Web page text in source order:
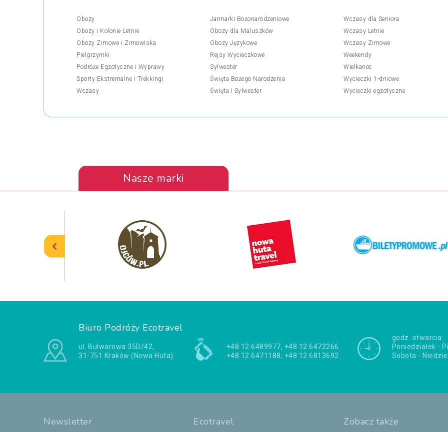
Obozy
Obozy i Kolonie Letnie
Obozy Zimowe i Zimowiska
Pielgrzymki
Podróże Egzotyczne i Wyprawy
Sporty Ekstremalne i Trekkingi
Wczasy
Jarmarki Bożonarodzeniowe
Obozy dla Maluszków
Obozy Językowe
Rejsy Wycieczkowe
Sylwester
Święta Bożego Narodzenia
Święta i Sylwester
Wczasy dla Seniora
Wczasy Letnie
Wczasy Zimowe
Weekendy
Wielkanoc
Wycieczki 1-dniowe
Wycieczki egzotyczne
Nasze marki
Biuro Podróży Ecotravel
ul. Bulwarowa 35D/42,
31-751 Kraków (Nowa Huta)
+48 12 6489977, +48 12 6472266
+48 12 6471188, +48 12 6813692
godz. otwarcia:
Poniedziałek -
Sobota -
Newsletter Ecotravel Zobacz także